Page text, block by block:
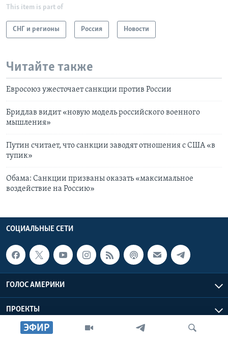
ЭФИР
This item is part of
СНГ и регионы Россия Новости
Читайте также
Евросоюз ужесточает санкции против России
Бридлав видит «новую модель российского военного
мышления»
Путин считает, что санкции заводят отношения с США «в
тупик»
Обама: Санкции призваны оказать «максимальное
воздействие на Россию»
СОЦИАЛЬНЫЕ СЕТИ
ГОЛОС АМЕРИКИ
ПРОЕКТЫ